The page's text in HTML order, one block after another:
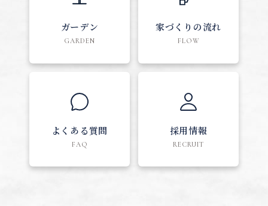
ガーデン
GARDEN
家づくりの流れ
FLOW
よくある質問
FAQ
採用情報
RECRUIT